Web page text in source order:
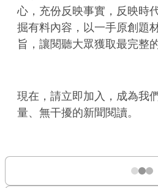
心，充份反映事實，反映時
掘有料內容，以一手原創題
旨，讓閱聽大眾獲取最完整的
現在，請立即加入，成為我
量、無干擾的新聞閱讀。